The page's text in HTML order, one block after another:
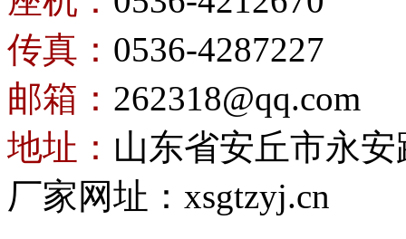
传真： 0536-4287227
邮箱： 262318@qq.com
地址： 山东省安丘市永
厂家网址：xsgtzyj.cn